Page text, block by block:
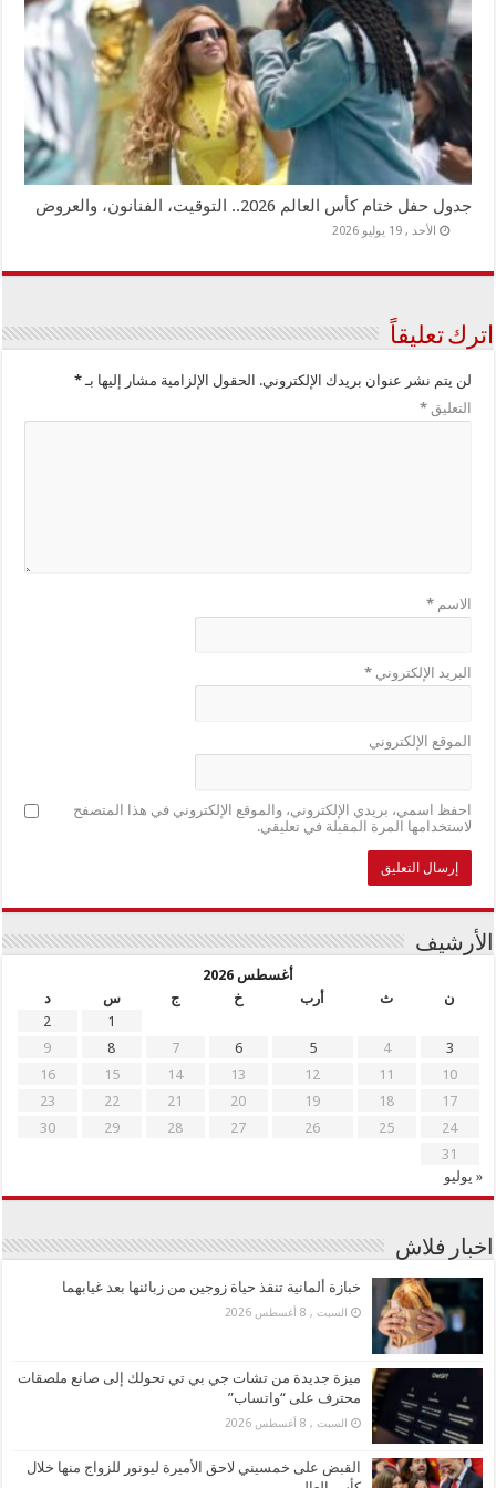
جدول حفل ختام كأس العالم 2026.. التوقيت، الفنانون، والعروض
الأحد , 19 يوليو 2026
اترك تعليقاً
لن يتم نشر عنوان بريدك الإلكتروني. الحقول الإلزامية مشار إليها بـ*
التعليق*
الاسم*
البريد الإلكتروني*
الموقع الإلكتروني
احفظ اسمي، بريدي الإلكتروني، والموقع الإلكتروني في هذا المتصفح
لاستخدامها المرة المقبلة في تعليقي.
الأرشيف
أغسطس 2026
ن
ث أرب خ ج س
د
1
2
3
4
5
6
7
8
9
10
11
12
13
14
15
16
17
18
19
20
21
22
23
24
25
26
27
28
29
30
31
« يوليو
اخبار فلاش
خبازة ألمانية تنقذ حياة زوجين من زبائنها بعد غيابهما
السبت , 8 أغسطس 2026
ميزة جديدة من تشات جي بي تي تحولك إلى صانع ملصقات
محترف على “واتساب”
السبت , 8 أغسطس 2026
القبض على خمسيني لاحق الأميرة ليونور للزواج منها خلال